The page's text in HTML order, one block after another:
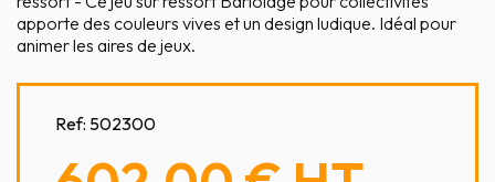
apporte des couleurs vives et un design ludique. Idéal pour
animer les aires de jeux.
Ref: 502300